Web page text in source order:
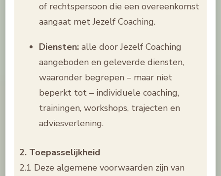
of rechtspersoon die een overeenkomst
aangaat met Jezelf Coaching.
Diensten: alle door Jezelf Coaching
aangeboden en geleverde diensten,
waaronder begrepen – maar niet
beperkt tot – individuele coaching,
trainingen, workshops, trajecten en
adviesverlening.
2. Toepasselijkheid
2.1 Deze algemene voorwaarden zijn van